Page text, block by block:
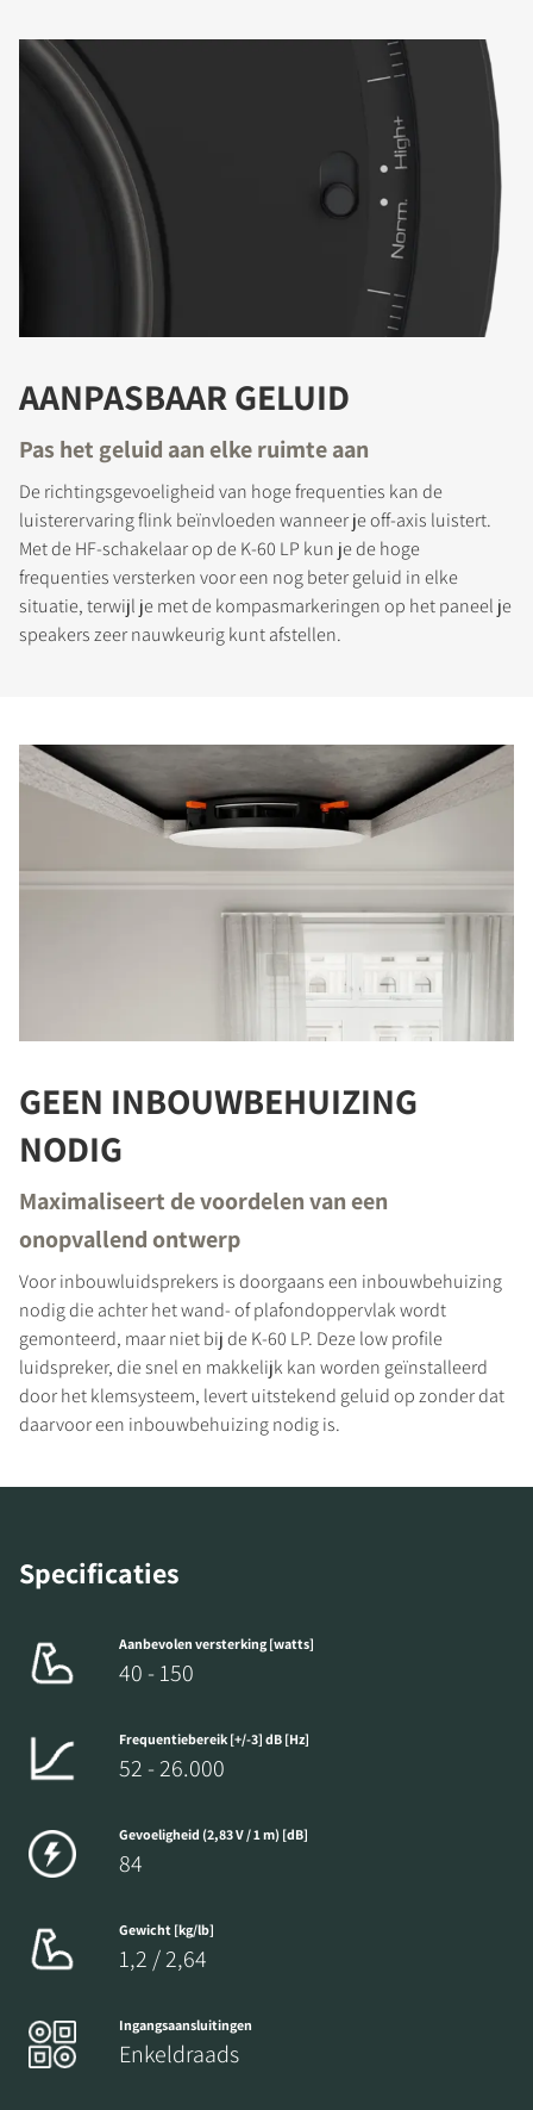
PRODUCTEN VERGELIJKEN
AANPASBAAR GELUID
Pas het geluid aan elke ruimte aan
De richtingsgevoeligheid van hoge frequenties kan de
luisterervaring flink beïnvloeden wanneer je off-axis luistert.
Met de HF-schakelaar op de K-60 LP kun je de hoge
frequenties versterken voor een nog beter geluid in elke
situatie, terwijl je met de kompasmarkeringen op het paneel je
speakers zeer nauwkeurig kunt afstellen.
GEEN INBOUWBEHUIZING
NODIG
Maximaliseert de voordelen van een
onopvallend ontwerp
Voor inbouwluidsprekers is doorgaans een inbouwbehuizing
nodig die achter het wand- of plafondoppervlak wordt
gemonteerd, maar niet bij de K-60 LP. Deze low profile
luidspreker, die snel en makkelijk kan worden geïnstalleerd
door het klemsysteem, levert uitstekend geluid op zonder dat
daarvoor een inbouwbehuizing nodig is.
Specificaties
Aanbevolen versterking [watts]
40 - 150
Frequentiebereik [+/-3] dB [Hz]
52 - 26.000
Gevoeligheid (2,83 V / 1 m) [dB]
84
Gewicht [kg/lb]
1,2 / 2,64
Ingangsaansluitingen
Enkeldraads
REGISTREER JE OM TE
Vul het formulier in om toegang te krijgen tot
alle vergrendelde downloadbestanden op de